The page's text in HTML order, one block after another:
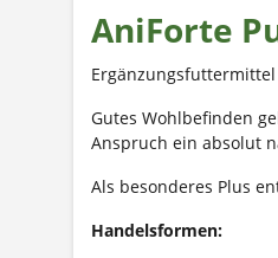
AniForte
Gutes Wohlbefinden
Anspruch ein absolut
Als besonderes Plus
Handelsformen: